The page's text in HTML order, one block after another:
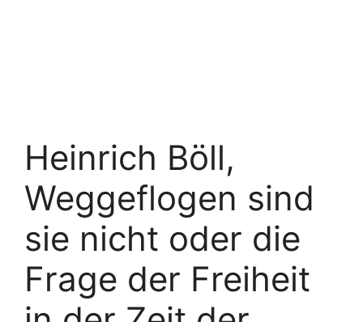
Heinrich Böll,
Weggeflogen sind
sie nicht oder die
Frage der Freiheit